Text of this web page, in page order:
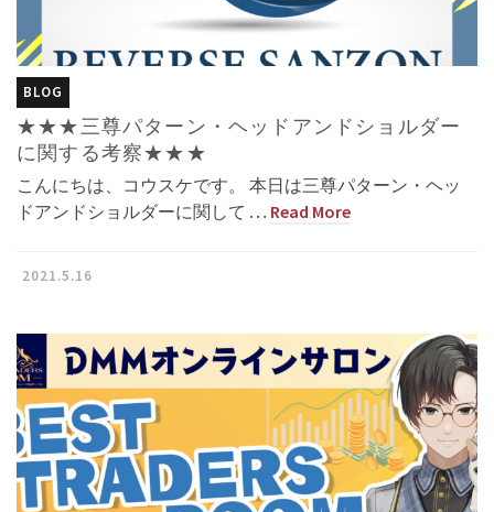
BLOG
★★★三尊パターン・ヘッドアンドショルダー
に関する考察★★★
こんにちは、コウスケです。 本日は三尊パターン・ヘッ
ドアンドショルダーに関して … Read More
2021.5.16